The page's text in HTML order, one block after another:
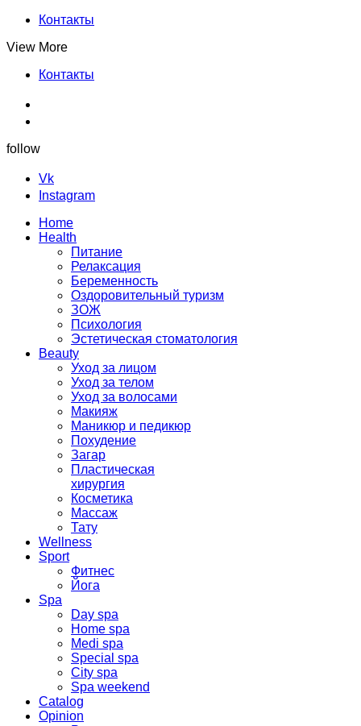
Контакты
View More
Контакты
follow
Vk
Instagram
Home
Health
Питание
Релаксация
Беременность
Оздоровительный туризм
ЗОЖ
Психология
Эстетическая стоматология
Beauty
Уход за лицом
Уход за телом
Уход за волосами
Макияж
Маникюр и педикюр
Похудение
Загар
Пластическая
хирургия
Косметика
Массаж
Тату
Wellness
Sport
Фитнес
Йога
Spa
Day spa
Home spa
Medi spa
Special spa
City spa
Spa weekend
Catalog
Opinion